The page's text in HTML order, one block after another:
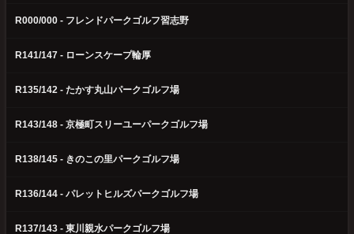
R000/000 - フレンドパークゴルフ習志野
R141/147 - ローンスケープ輪厚
R135/142 - たかす丸山パークゴルフ場
R143/148 - 京極町スリーユーパークゴルフ場
R138/145 - きのこの里パークゴルフ場
R136/144 - パレットヒルズパークゴルフ場
R137/143 - 東川親水パークゴルフ場